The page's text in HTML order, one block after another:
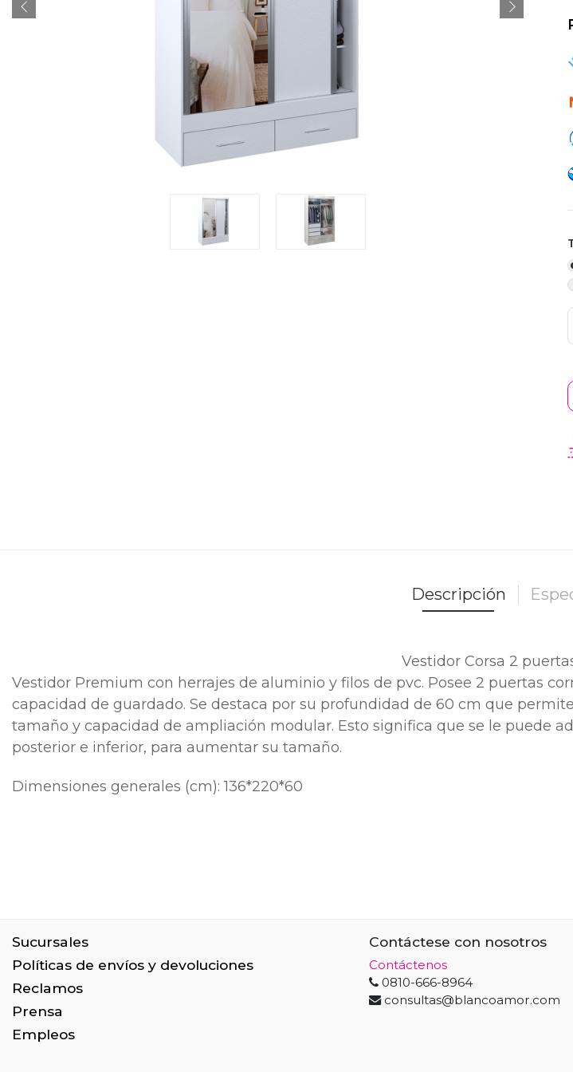
Descripción
Vestidor Corsa 2
Vestidor Premium con herrajes de aluminio y filos de pvc. Posee 2 puertas
capacidad de guardado. Se destaca por su profundidad de 60 cm que
tamaño y capacidad de ampliación modular. Esto significa que se le puede
posterior e inferior, para aumentar su tamaño.
Dimensiones generales (cm): 136*220*60
Sucursales
Políticas de envíos y devoluciones
Reclamos
Prensa
Empleos
Contáctese con nosotros
Contáctenos
0810-666-8964
consultas@blancoamor.com